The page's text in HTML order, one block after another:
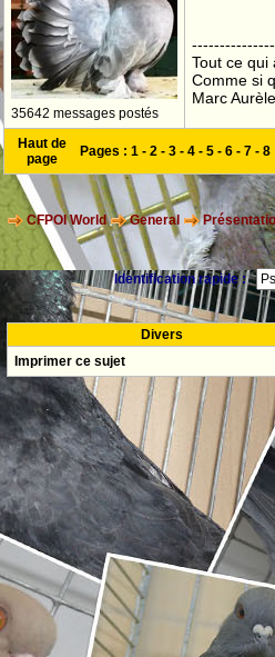
35642 messages postés
Tout ce qui
Comme si
Marc Aurèle
Haut de
page
Pages : 1 - 2 - 3 - 4 - 5 - 6 - 7 - 8
CFPOI World General
Identification rapide :
Divers
Imprimer ce sujet